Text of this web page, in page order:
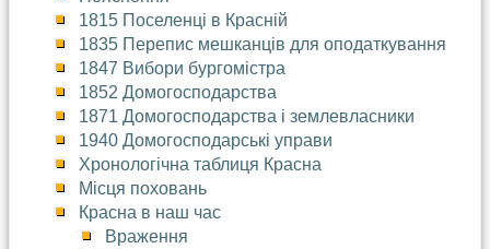
1815 Поселенці в Красній
1835 Перепис мешканців для оподаткування
1847 Вибори бургомістра
1852 Домогосподарства
1871 Домогосподарства і землевласники
1940 Домогосподарські управи
Хронологічна таблиця Красна
Місця поховань
Красна в наш час
Враження